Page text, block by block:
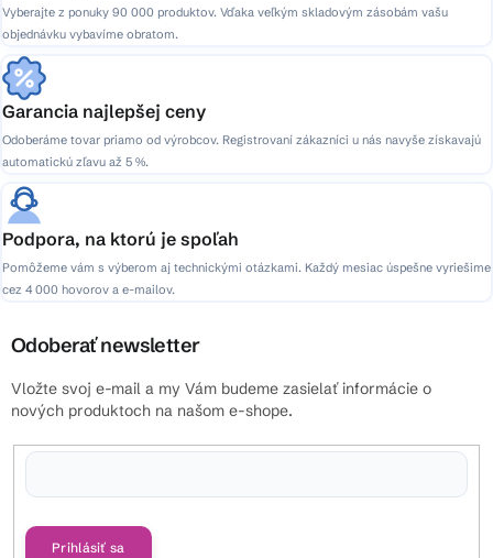
Vyberajte z ponuky 90 000 produktov. Vďaka veľkým skladovým zásobám vašu
objednávku vybavíme obratom.
Garancia najlepšej ceny
Odoberáme tovar priamo od výrobcov. Registrovaní zákazníci u nás navyše získavajú
automatickú zľavu až 5 %.
Podpora, na ktorú je spoľah
Pomôžeme vám s výberom aj technickými otázkami. Každý mesiac úspešne vyriešime
cez 4 000 hovorov a e-mailov.
Odoberať newsletter
Vložte svoj e-mail a my Vám budeme zasielať informácie o
nových produktoch na našom e-shope.
Prihlásiť sa